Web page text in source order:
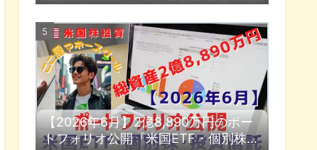
【2026年6月】2億8,890万円のポー
トフォリオ公開『米国ETF・個別株・